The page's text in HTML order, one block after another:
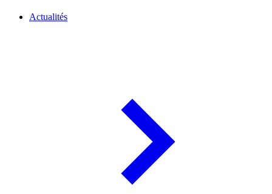
Actualités